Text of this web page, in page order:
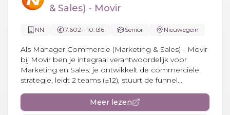
& Sales) - Movir
NN 7.602 - 10.136 Senior Nieuwegein
Als Manager Commercie (Marketing & Sales) - Movir
bij Movir ben je integraal verantwoordelijk voor
Marketing en Sales: je ontwikkelt de commerciële
strategie, leidt 2 teams (±12), stuurt de funnel...
Meer lezen